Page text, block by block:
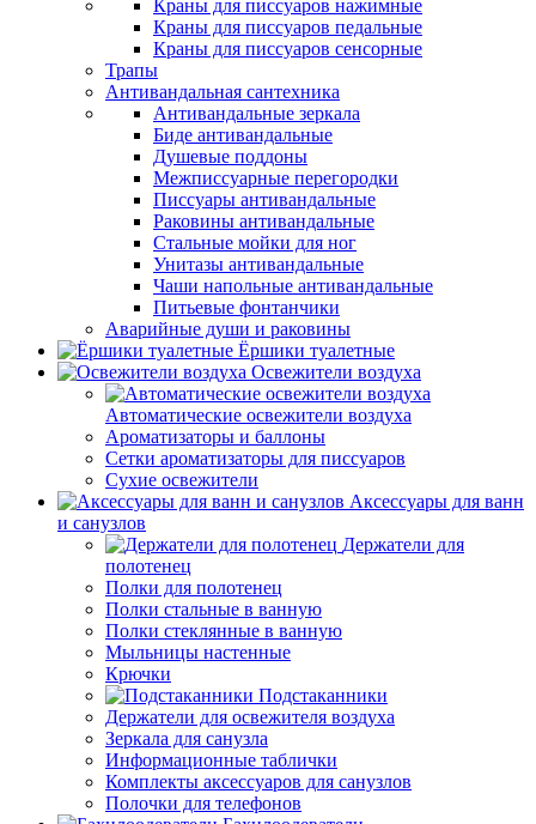
Краны для писсуаров нажимные
Краны для писсуаров педальные
Краны для писсуаров сенсорные
Трапы
Антивандальная сантехника
Антивандальные зеркала
Биде антивандальные
Душевые поддоны
Межписсуарные перегородки
Писсуары антивандальные
Раковины антивандальные
Стальные мойки для ног
Унитазы антивандальные
Чаши напольные антивандальные
Питьевые фонтанчики
Аварийные души и раковины
Ёршики туалетные
Освежители воздуха
Автоматические освежители воздуха
Ароматизаторы и баллоны
Сетки ароматизаторы для писсуаров
Сухие освежители
Аксессуары для ванн
и санузлов
Держатели для
полотенец
Полки для полотенец
Полки стальные в ванную
Полки стеклянные в ванную
Мыльницы настенные
Крючки
Подстаканники
Держатели для освежителя воздуха
Зеркала для санузла
Информационные таблички
Комплекты аксессуаров для санузлов
Полочки для телефонов